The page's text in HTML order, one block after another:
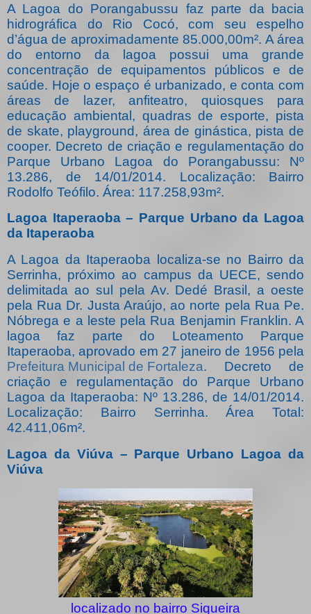
A Lagoa do Porangabussu faz parte da bacia
hidrográfica do Rio Cocó, com seu espelho
d’água de aproximadamente 85.000,00m². A área
do entorno da lagoa possui uma grande
concentração de equipamentos públicos e de
saúde. Hoje o espaço é urbanizado, e conta com
áreas de lazer, anfiteatro, quiosques para
educação ambiental, quadras de esporte, pista
de skate, playground, área de ginástica, pista de
cooper. Decreto de criação e regulamentação do
Parque Urbano Lagoa do Porangabussu: Nº
13.286, de 14/01/2014. Localização: Bairro
Rodolfo Teófilo. Área: 117.258,93m².
Lagoa Itaperaoba – Parque Urbano da Lagoa
da Itaperaoba
A Lagoa da Itaperaoba localiza-se no Bairro da
Serrinha, próximo ao campus da UECE, sendo
delimitada ao sul pela Av. Dedé Brasil, a oeste
pela Rua Dr. Justa Araújo, ao norte pela Rua Pe.
Nóbrega e a leste pela Rua Benjamin Franklin. A
lagoa faz parte do Loteamento Parque
Itaperaoba, aprovado em 27 janeiro de 1956 pela
Prefeitura Municipal de Fortaleza. Decreto de
criação e regulamentação do Parque Urbano
Lagoa da Itaperaoba: Nº 13.286, de 14/01/2014.
Localização: Bairro Serrinha. Área Total:
42.411,06m².
Lagoa da Viúva – Parque Urbano Lagoa da
Viúva
localizado no bairro Siqueira